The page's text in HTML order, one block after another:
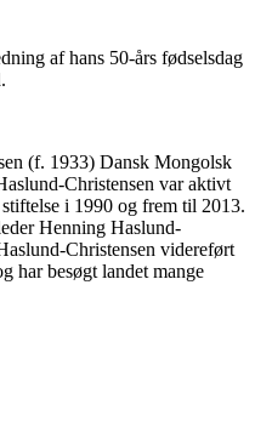
af hans 50-års fødselsdag
(f. 1933) Dansk Mongolsk
Christensen var aktivt
i 1990 og frem til 2013.
Henning Haslund-
Christensen videreført
har besøgt landet mange